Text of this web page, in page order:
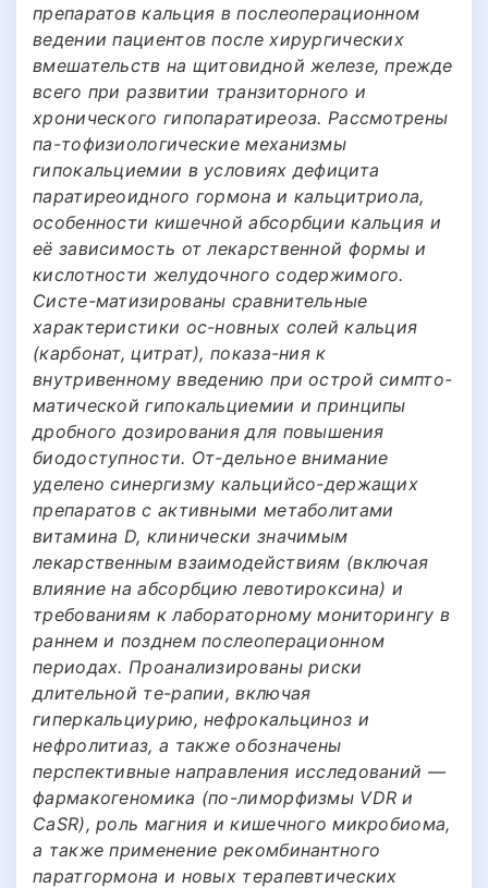
препаратов кальция в послеоперационном
ведении пациентов после хирургических
вмешательств на щитовидной железе, прежде
всего при развитии транзиторного и
хронического гипопаратиреоза. Рассмотрены
па-тофизиологические механизмы
гипокальциемии в условиях дефицита
паратиреоидного гормона и кальцитриола,
особенности кишечной абсорбции кальция и
её зависимость от лекарственной формы и
кислотности желудочного содержимого.
Систе-матизированы сравнительные
характеристики ос-новных солей кальция
(карбонат, цитрат), показа-ния к
внутривенному введению при острой симпто-
матической гипокальциемии и принципы
дробного дозирования для повышения
биодоступности. От-дельное внимание
уделено синергизму кальцийсо-держащих
препаратов с активными метаболитами
витамина D, клинически значимым
лекарственным взаимодействиям (включая
влияние на абсорбцию левотироксина) и
требованиям к лабораторному мониторингу в
раннем и позднем послеоперационном
периодах. Проанализированы риски
длительной те-рапии, включая
гиперкальциурию, нефрокальциноз и
нефролитиаз, а также обозначены
перспективные направления исследований —
фармакогеномика (по-лиморфизмы VDR и
CaSR), роль магния и кишечного микробиома,
а также применение рекомбинантного
паратгормона и новых терапевтических